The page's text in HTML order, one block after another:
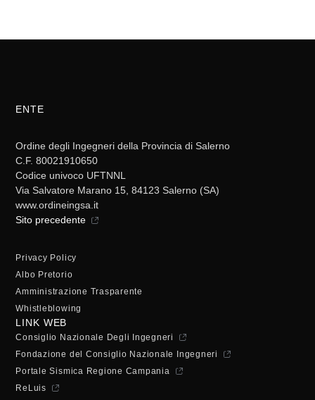
ENTE
Ordine degli Ingegneri della Provincia di Salerno
C.F. 80021910650
Codice univoco UFTNNL
Via Salvatore Marano 15, 84123 Salerno (SA)
www.ordineingsa.it
Sito precedente
Privacy Policy
Albo Pretorio
Amministrazione Trasparente
Whistleblowing
LINK WEB
Consiglio Nazionale Degli Ingegneri
Fondazione del Consiglio Nazionale Ingegneri
Portale Sismica Regione Campania
ReLuis